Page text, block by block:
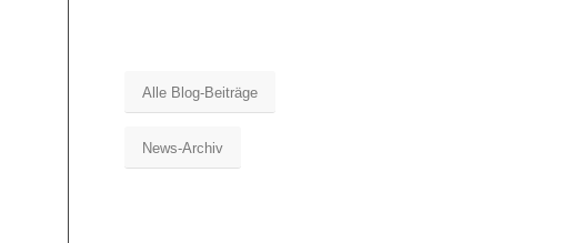
Alle Blog-Beiträge
News-Archiv